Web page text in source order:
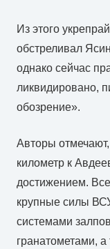
Из этого
обстреливал
однако сейчас
ликвидировано,
обозрение».
Авторы
километр к
достижением.
крупные силы
системами
гранатометами,